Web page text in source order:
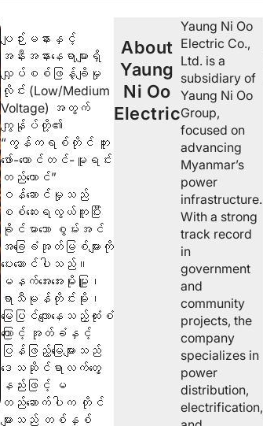
ပျဉ်းမနားနှင့်
အနီးအနားနေရာများရှိ
လျှပ်စစ်ဖြန့်ချိမှု
လိုင်း (Low/Medium
Voltage) အတွက်
ကျွန်ုပ်တို့၏
“ကွန်ကရစ်တိုင် တူး
ဖော်-ထောင်တင်-မူရင်း
တည်ထောင်”
ဝန်ဆောင်မှုသည်
စစ်ဆေးရလွယ်ကူပြီး
ခိုင်မာသော စွမ်းအင်
အခြေခံအုတ်မြစ်များကို
ပေးဆောင်ပါသည်။
မနက်အေးအေးမိုးမြူ၊
ရာသီမုန်တိုင်းမိုး၊
မြေပြင်လျောနေသည့်ထုံးစံ
ကြောင့် အုတ်ခံနှင့်
ပြန်ဖြည့်မြေများသည်
ဒေသဆိုင်ရာလက်တွေ့
နည်းဖြင့် မ
တည်ဆောက်ပါက တိုင်
များသည် တစ်နှစ်
About
Yaung
Ni Oo
Electric
Yaung Ni Oo
Electric Co.,
Ltd. is a
subsidiary of
Yaung Ni Oo
Group,
focused on
advancing
Myanmar’s
power
infrastructure.
With a strong
track record
in
government
and
community
projects, the
company
specializes in
power
distribution,
electrification,